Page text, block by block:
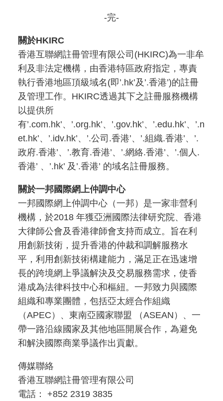
-完-
關於HKIRC
香港互聯網註冊管理有限公司(HKIRC)為一非牟
利及非法定機構，由香港特區政府指定，專責
執行香港地區頂級域名(即’.hk’及’.香港’)的註冊
及管理工作。HKIRC透過其下之註冊服務機構
以提供所
有’.com.hk’、’.org.hk’、’.gov.hk’、’.edu.hk’、’.n
et.hk’、’.idv.hk’、’.公司.香港’、’.組織.香港’、’.
政府.香港’、’.教育.香港’、’.網絡.香港’、’.個人.
香港’ 、’.hk’ 及’.香港’ 的域名註冊服務。
關於一邦國際網上仲調中心
一邦國際網上仲調中心（一邦）是一家非營利
機構，於2018 年獲亞洲國際法律研究院、香港
大律師公會及香港律師會支持而成立。旨在利
用創新技術，提升香港的仲裁和調解服務水
平，利用創新技術構建能力，滿足正在迅速增
長的跨境網上爭議解決及交易服務需求，使香
港成為法律科技中心和樞紐。一邦致力與國際
組織和專業團體，包括亞太經合作組織
（APEC）、東南亞國家聯盟 （ASEAN）、一
帶一路沿線國家及其他地區開展合作，為避免
和解決國際商業爭議作出貢獻。
傳媒聯絡
香港互聯網註冊管理有限公司
電話： +852 2319 3835